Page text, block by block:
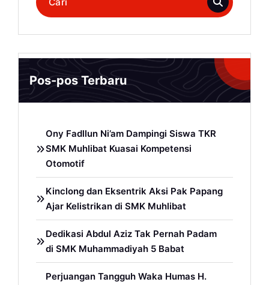
untuk:
Pos-pos Terbaru
Ony Fadllun Ni’am Dampingi Siswa TKR
SMK Muhlibat Kuasai Kompetensi
Otomotif
Kinclong dan Eksentrik Aksi Pak Papang
Ajar Kelistrikan di SMK Muhlibat
Dedikasi Abdul Aziz Tak Pernah Padam
di SMK Muhammadiyah 5 Babat
Perjuangan Tangguh Waka Humas H.